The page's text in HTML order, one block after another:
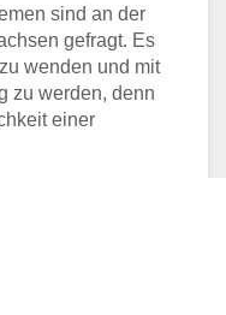
sind an der
gefragt. Es
wenden und mit
zu werden, denn
einer